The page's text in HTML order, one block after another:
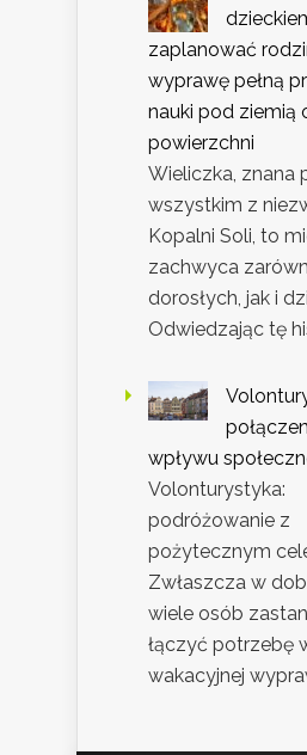
zaplanować
wyprawę pełną
nauki pod ziemią
powierzchni
Wieliczka, znana
wszystkim z
Kopalni Soli, to
zachwyca
dorosłych, jak i
Odwiedzając tę
wpływu
Volonturystyka:
podróżowanie z
pożytecznym
Zwłaszcza w
wiele osób
łączyć potrzebę
wakacyjnej